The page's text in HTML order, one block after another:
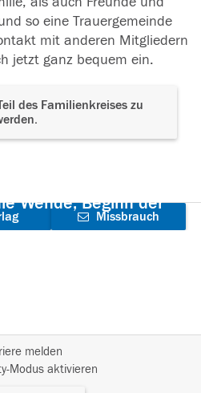
so eine Trauergemeinde
mit anderen Mitgliedern
jetzt ganz bequem ein.
des Familienkreises zu
Wende, Beginn der
Missbrauch
melden
Modus aktivieren